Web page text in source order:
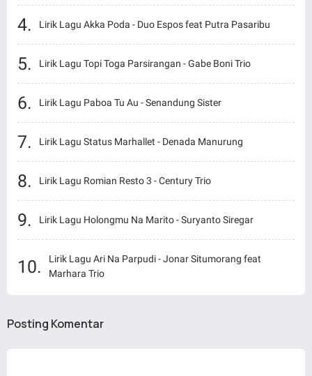
Lirik Lagu Akka Poda - Duo Espos feat Putra Pasaribu
Lirik Lagu Topi Toga Parsirangan - Gabe Boni Trio
Lirik Lagu Paboa Tu Au - Senandung Sister
Lirik Lagu Status Marhallet - Denada Manurung
Lirik Lagu Romian Resto 3 - Century Trio
Lirik Lagu Holongmu Na Marito - Suryanto Siregar
Lirik Lagu Ari Na Parpudi - Jonar Situmorang feat
Marhara Trio
Posting Komentar